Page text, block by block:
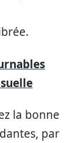
la bonne
par